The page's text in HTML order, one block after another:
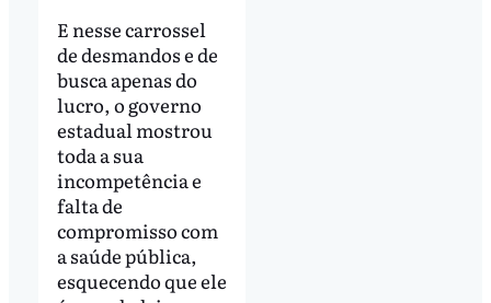
E nesse carrossel
de desmandos e de
busca apenas do
lucro, o governo
estadual mostrou
toda a sua
incompetência e
falta de
compromisso com
a saúde pública,
esquecendo que ele